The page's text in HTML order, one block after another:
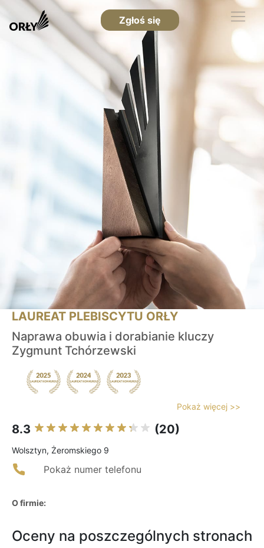
Zgłoś się
LAUREAT PLEBISCYTU ORŁY
Naprawa obuwia i dorabianie kluczy
Zygmunt Tchórzewski
Pokaż więcej >>
8.3 (20)
Wolsztyn, Żeromskiego 9
Pokaż numer telefonu
O firmie:
Oceny na poszczególnych stronach